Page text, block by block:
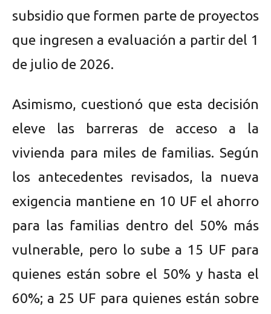
subsidio que formen parte de proyectos
que ingresen a evaluación a partir del 1
de julio de 2026.
Asimismo, cuestionó que esta decisión
eleve las barreras de acceso a la
vivienda para miles de familias. Según
los antecedentes revisados, la nueva
exigencia mantiene en 10 UF el ahorro
para las familias dentro del 50% más
vulnerable, pero lo sube a 15 UF para
quienes están sobre el 50% y hasta el
60%; a 25 UF para quienes están sobre